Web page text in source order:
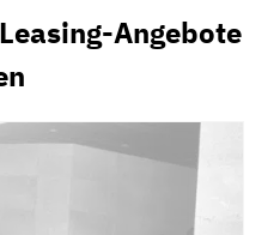
Angebote